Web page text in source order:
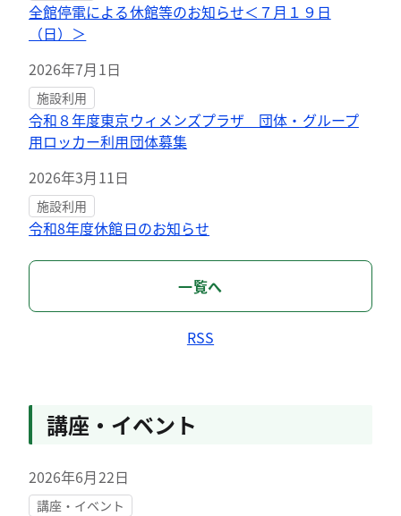
全館停電による休館等のお知らせ＜７月１９日
（日）＞
2026年7月1日
施設利用
令和８年度東京ウィメンズプラザ 団体・グループ
用ロッカー利用団体募集
2026年3月11日
施設利用
令和8年度休館日のお知らせ
一覧へ
RSS
講座・イベント
2026年6月22日
講座・イベント